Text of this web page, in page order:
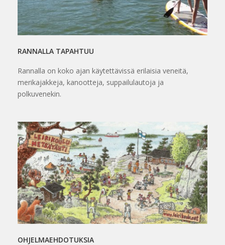
RANNALLA TAPAHTUU
Rannalla on koko ajan käytettävissä erilaisia veneitä,
merikajakkeja, kanootteja, suppailulautoja ja
polkuvenekin.
OHJELMAEHDOTUKSIA